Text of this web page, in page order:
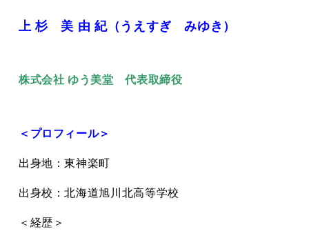
上 杉 美 由 紀（うえすぎ みゆき）
株式会社 ゆう美堂 代表取締役
＜プロフィール＞
出身地：東神楽町
出身校：北海道旭川北高等学校
＜経歴＞